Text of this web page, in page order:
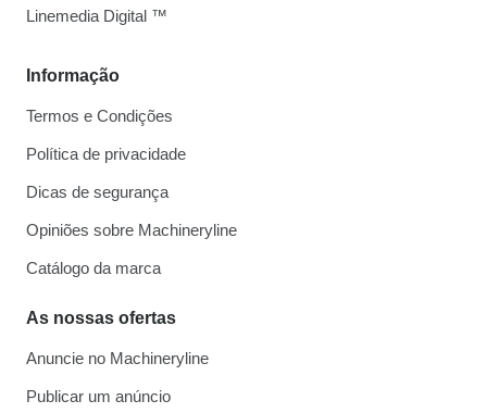
Informação
Termos e Condições
Política de privacidade
Dicas de segurança
Opiniões sobre Machineryline
Catálogo da marca
As nossas ofertas
Anuncie no Machineryline
Publicar um anúncio
Linemedia Digital ™